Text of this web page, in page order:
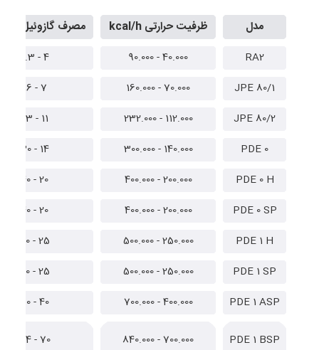
مدل ظرفیت حرارتی kcal/h مصرف گازوئیل (kg/h)
RA2
40.000 - 90.000
4 - 9.3
JPE 80/1
70.000 - 160.000
7 - 16
JPE 80/2
112.000 - 232.000
11 - 23
PDE 0
140.000 - 300.000
14 - 30
PDE 0 H
200.000 - 400.000
20 - 40
PDE 0 SP
200.000 - 400.000
20 - 40
PDE 1 H
250.000 - 500.000
25 - 50
PDE 1 SP
250.000 - 500.000
25 - 50
PDE 1 ASP
400.000 - 700.000
40 - 70
PDE 1 BSP
700.000 - 840.000
70 - 84